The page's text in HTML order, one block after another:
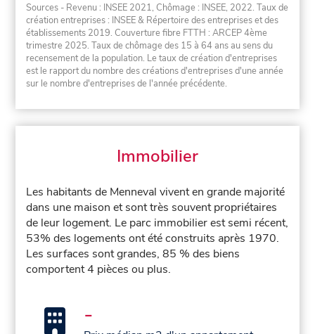
Sources - Revenu : INSEE 2021, Chômage : INSEE, 2022. Taux de
création entreprises : INSEE & Répertoire des entreprises et des
établissements 2019. Couverture fibre FTTH : ARCEP 4ème
trimestre 2025. Taux de chômage des 15 à 64 ans au sens du
recensement de la population. Le taux de création d'entreprises
est le rapport du nombre des créations d'entreprises d'une année
sur le nombre d'entreprises de l'année précédente.
Immobilier
Les habitants de Menneval vivent en grande majorité
dans une maison et sont très souvent propriétaires
de leur logement. Le parc immobilier est semi récent,
53% des logements ont été construits après 1970.
Les surfaces sont grandes, 85 % des biens
comportent 4 pièces ou plus.
-